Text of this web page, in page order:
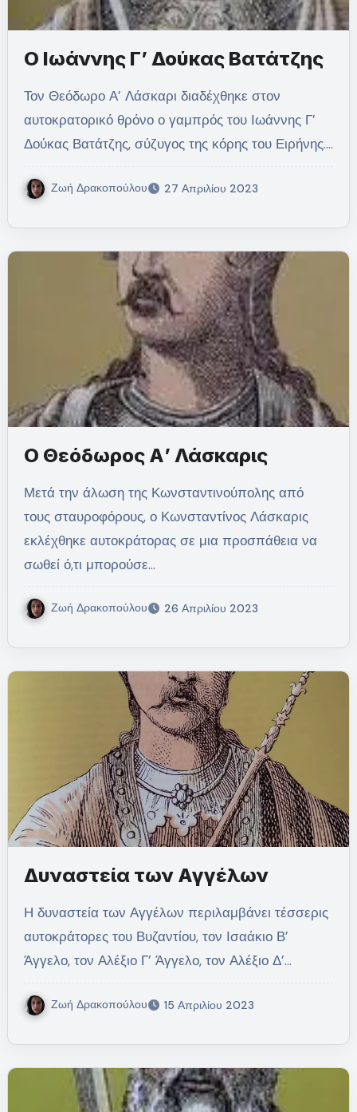
Ο Ιωάννης Γ’ Δούκας Βατάτζης
Τον Θεόδωρο Α’ Λάσκαρι διαδέχθηκε στον
αυτοκρατορικό θρόνο ο γαμπρός του Ιωάννης Γ’
Δούκας Βατάτζης, σύζυγος της κόρης του Ειρήνης.…
Ζωή Δρακοπούλου 27 Απριλίου 2023
Ο Θεόδωρος Α’ Λάσκαρις
Μετά την άλωση της Κωνσταντινούπολης από
τους σταυροφόρους, ο Κωνσταντίνος Λάσκαρις
εκλέχθηκε αυτοκράτορας σε μια προσπάθεια να
σωθεί ό,τι μπορούσε…
Ζωή Δρακοπούλου 26 Απριλίου 2023
Δυναστεία των Αγγέλων
Η δυναστεία των Αγγέλων περιλαμβάνει τέσσερις
αυτοκράτορες του Βυζαντίου, τον Ισαάκιο Β’
Άγγελο, τον Αλέξιο Γ’ Άγγελο, τον Αλέξιο Δ’…
Ζωή Δρακοπούλου 15 Απριλίου 2023